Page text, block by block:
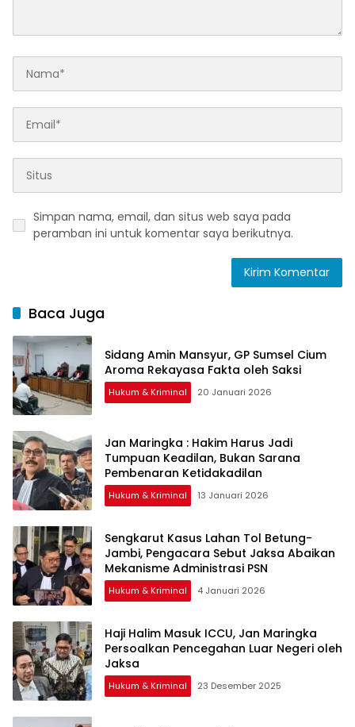
Simpan nama, email, dan situs web saya pada
peramban ini untuk komentar saya berikutnya.
Baca Juga
Sidang Amin Mansyur, GP Sumsel Cium
Aroma Rekayasa Fakta oleh Saksi
Hukum & Kriminal 20 Januari 2026
Jan Maringka : Hakim Harus Jadi
Tumpuan Keadilan, Bukan Sarana
Pembenaran Ketidakadilan
Hukum & Kriminal 13 Januari 2026
Sengkarut Kasus Lahan Tol Betung-
Jambi, Pengacara Sebut Jaksa Abaikan
Mekanisme Administrasi PSN
Hukum & Kriminal 4 Januari 2026
Haji Halim Masuk ICCU, Jan Maringka
Persoalkan Pencegahan Luar Negeri oleh
Jaksa
Hukum & Kriminal 23 Desember 2025